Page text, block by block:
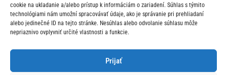
cookie na ukladanie a/alebo prístup k informáciám o zariadení. Súhlas s týmito
technológiami nám umožní spracovávať údaje, ako je správanie pri prehliadaní
alebo jedinečné ID na tejto stránke. Nesúhlas alebo odvolanie súhlasu môže
nepriaznivo ovplyvniť určité vlastnosti a funkcie.
Prijať
O Nás | Kontakt